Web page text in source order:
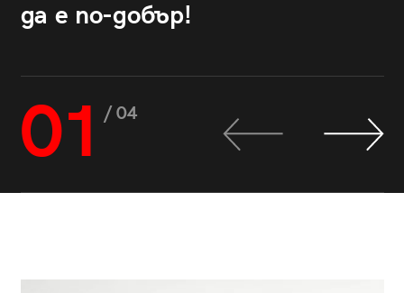
да е по-добър!
01 / 04